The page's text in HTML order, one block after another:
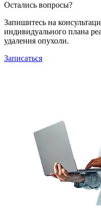
Остались вопросы?
Запишитесь на
индивидуального плана
удаления опухоли.
Записаться